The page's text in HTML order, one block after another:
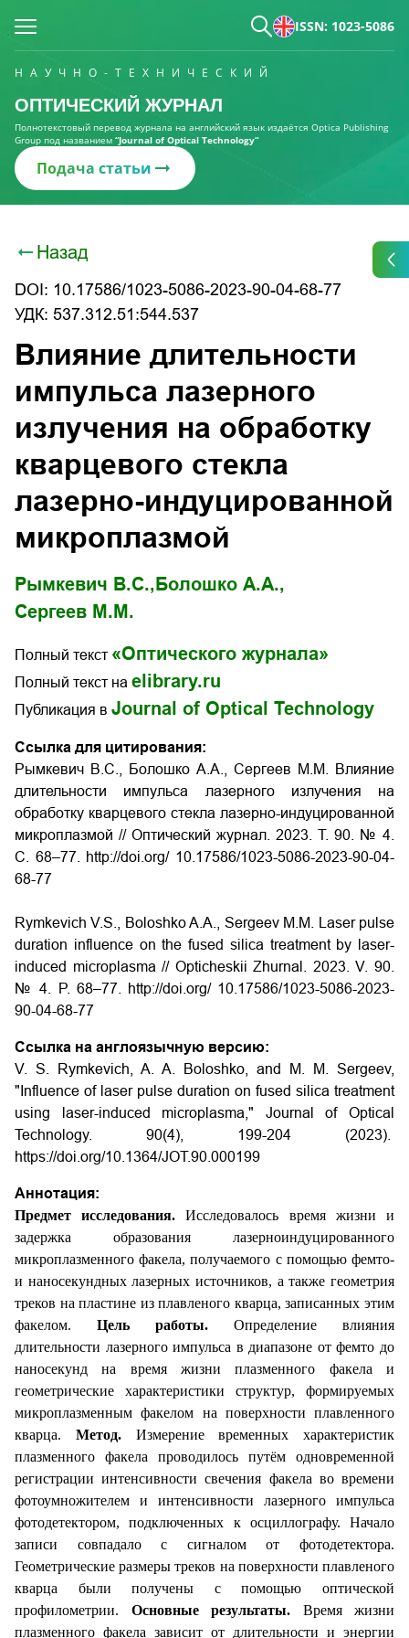
ISSN: 1023-5086
НАУЧНО-ТЕХНИЧЕСКИЙ
ОПТИЧЕСКИЙ ЖУРНАЛ
Полнотекстовый перевод журнала на английский язык издаётся Optica Publishing
Group под названием “Journal of Optical Technology“
Подача статьи
Назад
DOI: 10.17586/1023-5086-2023-90-04-68-77
УДК: 537.312.51:544.537
Влияние длительности
импульса лазерного
излучения на обработку
кварцевого стекла
лазерно-индуцированной
микроплазмой
Рымкевич В.С., Болошко А.А.,
Сергеев М.М.
Полный текст «Оптического журнала»
Полный текст на elibrary.ru
Публикация в Journal of Optical Technology
Ссылка для цитирования:
Рымкевич В.С., Болошко А.А., Сергеев М.М. Влияние
длительности импульса лазерного излучения на
обработку кварцевого стекла лазерно-индуцированной
микроплазмой // Оптический журнал. 2023. Т. 90. № 4.
С. 68–77. http://doi.org/ 10.17586/1023-5086-2023-90-04-
68-77
Rymkevich V.S., Boloshko A.A., Sergeev M.M. Laser pulse
duration influence on the fused silica treatment by laser-
induced microplasma // Opticheskii Zhurnal. 2023. V. 90.
№ 4. P. 68–77. http://doi.org/ 10.17586/1023-5086-2023-
90-04-68-77
Ссылка на англоязычную версию:
V. S. Rymkevich, A. A. Boloshko, and M. M. Sergeev,
"Influence of laser pulse duration on fused silica treatment
using laser-induced microplasma," Journal of Optical
Technology. 90(4), 199-204 (2023).
https://doi.org/10.1364/JOT.90.000199
Аннотация:
Предмет исследования.Исследовалось время жизни и
задержка образования лазерно­индуцированного
микроплазменного факела, получаемого с помощью фемто­
и наносекундных лазерных источников, а также геометрия
треков на пластине из плавленого кварца, записанных этим
факелом. Цель работы. Определение влияния
длительности лазерного импульса в диапазоне от фемто­ до
наносекунд на время жизни плазменного факела и
геометрические характеристики структур, формируемых
микроплазменным факелом на поверхности плавленного
кварца. Метод. Измерение временных характеристик
плазменного факела проводилось путём одновременной
регистрации интенсивности свечения факела во времени
фотоумножителем и интенсивности лазерного импульса
фотодетектором, подключенных к осциллографу. Начало
записи совпадало с сигналом от фотодетектора.
Геометрические размеры треков на поверхности плавленого
кварца были получены с помощью оптической
профилометрии. Основные результаты. Время жизни
плазменного факела зависит от длительности и энергии